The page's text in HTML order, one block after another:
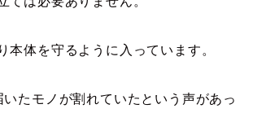
本体を守るように入っています。
たモノが割れていたという声があっ